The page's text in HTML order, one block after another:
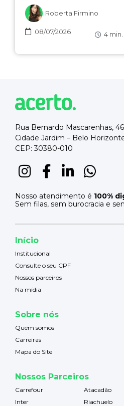
Roberta Firmino
08/07/2026 4
Rua Bernardo Mascarenhas, 46
Cidade Jardim – Belo
CEP: 30380-010
Nosso atendimento é 100%
Sem filas, sem burocracia e
Início
Institucional
Consulte o seu CPF
Nossos parceiros
Na mídia
Sobre nós
Quem somos
Carreiras
Mapa do Site
Nossos Parceiros
Carrefour
Atacadão
Inter
Riachuelo